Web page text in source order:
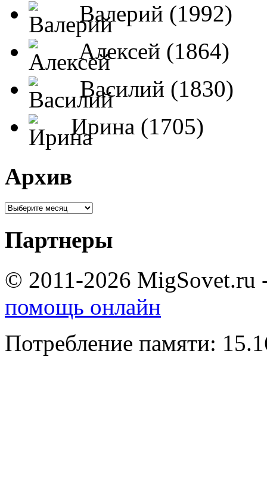
Валерий (1992)
Алексей (1864)
Василий (1830)
Ирина (1705)
Архив
Партнеры
© 2011-2026 MigSovet.ru
помощь онлайн
Потребление памяти: